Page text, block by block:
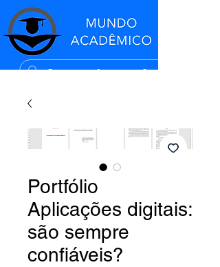
Portfólio
Aplicações digitais:
são sempre
confiáveis?